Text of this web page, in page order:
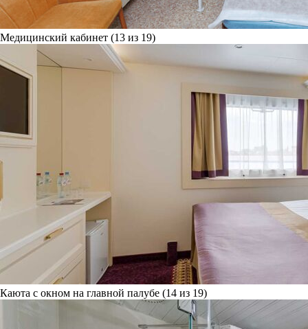
Медицинский кабинет (13 из 19)
Каюта с окном на главной палубе (14 из 19)